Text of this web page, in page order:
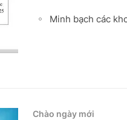
Minh bạch các
Chào ngày mới